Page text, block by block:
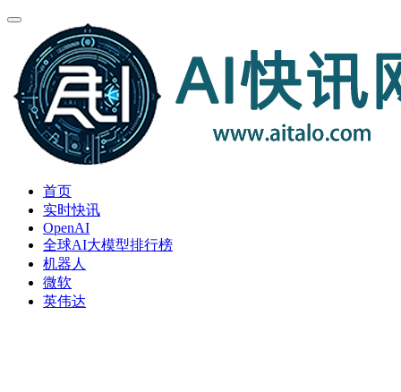
首页
实时快讯
OpenAI
全球AI大模型排行榜
机器人
微软
英伟达